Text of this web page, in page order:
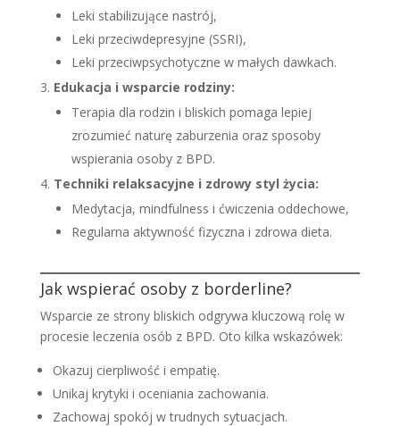
Leki stabilizujące nastrój,
Leki przeciwdepresyjne (SSRI),
Leki przeciwpsychotyczne w małych dawkach.
Edukacja i wsparcie rodziny:
Terapia dla rodzin i bliskich pomaga lepiej
zrozumieć naturę zaburzenia oraz sposoby
wspierania osoby z BPD.
Techniki relaksacyjne i zdrowy styl życia:
Medytacja, mindfulness i ćwiczenia oddechowe,
Regularna aktywność fizyczna i zdrowa dieta.
Jak wspierać osoby z borderline?
Wsparcie ze strony bliskich odgrywa kluczową rolę w
procesie leczenia osób z BPD. Oto kilka wskazówek:
Okazuj cierpliwość i empatię.
Unikaj krytyki i oceniania zachowania.
Zachowaj spokój w trudnych sytuacjach.